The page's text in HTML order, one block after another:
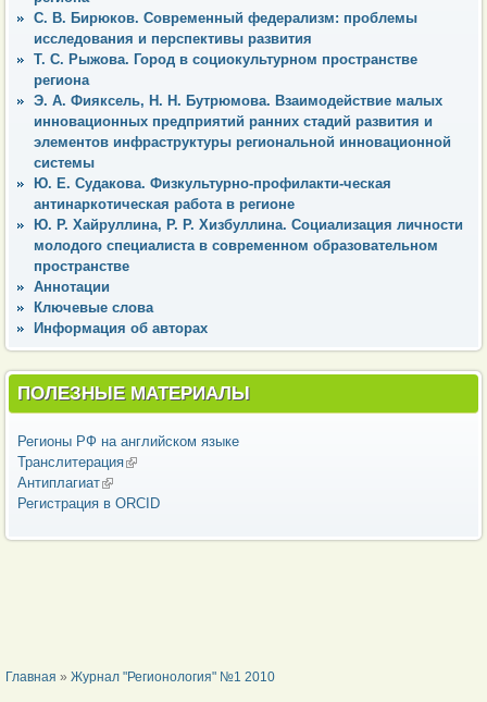
С. В. Бирюков. Современный федерализм: проблемы
исследования и перспективы развития
Т. С. Рыжова. Город в социокультурном пространстве
региона
Э. А. Фияксель, Н. Н. Бутрюмова. Взаимодействие малых
инновационных предприятий ранних стадий развития и
элементов инфраструктуры региональной инновационной
системы
Ю. Е. Судакова. Физкультурно-профилакти-ческая
антинаркотическая работа в регионе
Ю. Р. Хайруллина, Р. Р. Хизбуллина. Социализация личности
молодого специалиста в современном образовательном
пространстве
Аннотации
Ключевые слова
Информация об авторах
ПОЛЕЗНЫЕ МАТЕРИАЛЫ
Регионы РФ на английском языке
Транслитерация(внешняя ссылка)
Антиплагиат(внешняя ссылка)
Регистрация в ORCID
ВЫ ЗДЕСЬ
Главная » Журнал "Регионология" №1 2010